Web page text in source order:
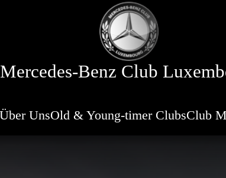
Mercedes-Benz Club
Über UnsOld & Young-timer ClubsClub